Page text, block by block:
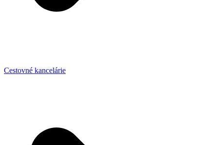
Cestovné kancelárie